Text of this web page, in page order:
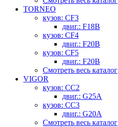
TORNEO
кузов: CF3
двиг.: F18B
кузов: CF4
двиг.: F20B
кузов: CF5
двиг.: F20B
Смотреть весь каталог
VIGOR
кузов: CC2
двиг.: G25A
кузов: CC3
двиг.: G20A
Смотреть весь каталог